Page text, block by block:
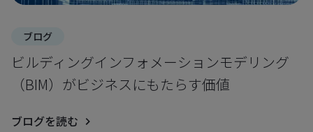
ブログ
ビルディングインフォメーションモデリング
（BIM）がビジネスにもたらす価値
ブログを読む